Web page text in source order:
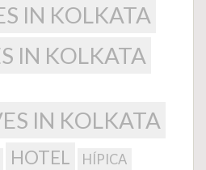
IN KOLKATA
IN KOLKATA
IN KOLKATA
HOTEL
HÍPICA